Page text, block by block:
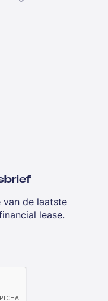
de laatste
lease.